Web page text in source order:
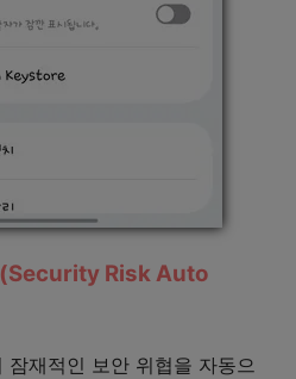
(Security Risk Auto
잠재적인 보안 위협을 자동으